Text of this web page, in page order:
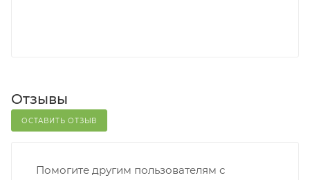
Отзывы
ОСТАВИТЬ ОТЗЫВ
Помогите другим пользователям с